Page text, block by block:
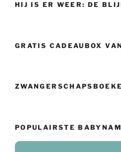
HIJ IS ER WEER: DE
GRATIS CADEAUBOX
POPULAIRSTE